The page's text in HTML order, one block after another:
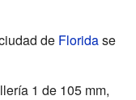
de Floridase
1 de 105 mm,